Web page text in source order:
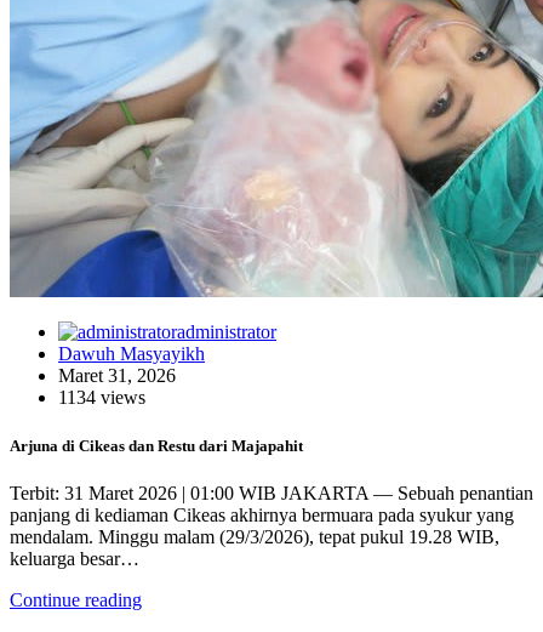
administrator
Dawuh Masyayikh
Maret 31, 2026
1134 views
Arjuna di Cikeas dan Restu dari Majapahit
Terbit: 31 Maret 2026 | 01:00 WIB JAKARTA — Sebuah penantian
panjang di kediaman Cikeas akhirnya bermuara pada syukur yang
mendalam. Minggu malam (29/3/2026), tepat pukul 19.28 WIB,
keluarga besar…
Continue reading